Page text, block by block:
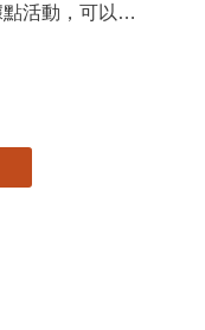
活動，可以更